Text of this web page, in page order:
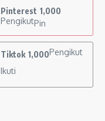
Pinterest 1,000
PengikutPin
Tiktok 1,000Pengikut
Ikuti